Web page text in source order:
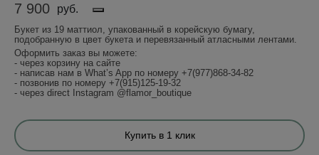
Букет из 19 маттиол, упакованный в корейскую бумагу,
подобранную в цвет букета и перевязанный атласными лентами.
Оформить заказ вы можете:
- через корзину на сайте
- написав нам в What’s App по номеру +7(977)868-34-82
- позвонив по номеру +7(915)125-19-32
- через direct Instagram @flamor_boutique
7 900 руб.
Купить в 1 клик